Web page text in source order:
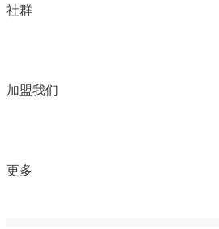
社群
加盟我们
更多